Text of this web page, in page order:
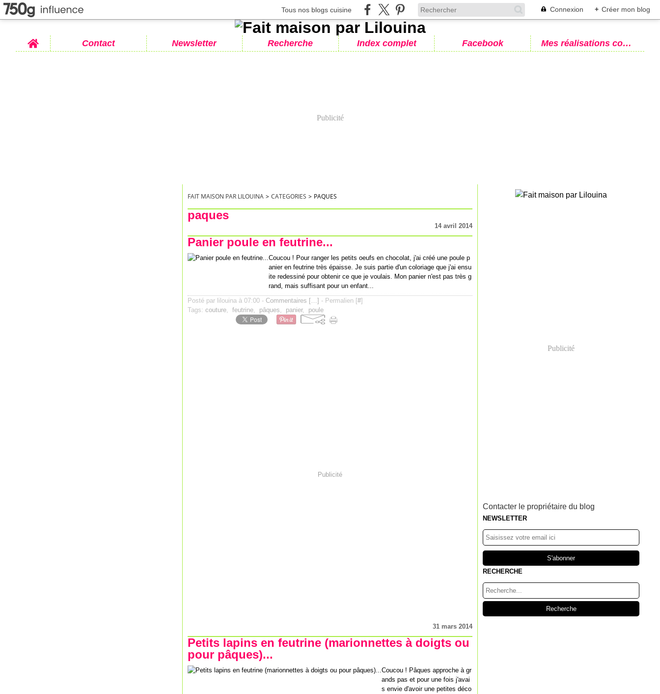
Tous nos blogs cuisine Connexion + Créer mon blog
Home Contact Newsletter Recherche Index complet Facebook Mes réalisations couture
Publicité
FAIT MAISON PAR LILOUINA > CATEGORIES > PAQUES
paques
14 avril 2014
Panier poule en feutrine...
Coucou ! Pour ranger les petits oeufs en chocolat, j'ai créé une poule p
anier en feutrine très épaisse. Je suis partie d'un coloriage que j'ai ensu
ite redessiné pour obtenir ce que je voulais. Mon panier n'est pas très g
rand, mais suffisant pour un enfant...
Posté par lilouina à 07:00 - Commentaires […] - Permalien [#]
Tags: couture, feutrine, pâques, panier, poule
Publicité
31 mars 2014
Petits lapins en feutrine (marionnettes à doigts ou
pour pâques)...
Coucou ! Pâques approche à gr
ands pas et pour une fois j'avai
s envie d'avoir une petites déco
Publicité
Contacter le propriétaire du blog
NEWSLETTER
RECHERCHE